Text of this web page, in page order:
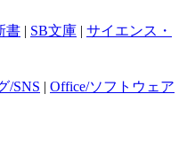
書 | SB文庫 | サイエンス・
/SNS | Office/ソフトウェア